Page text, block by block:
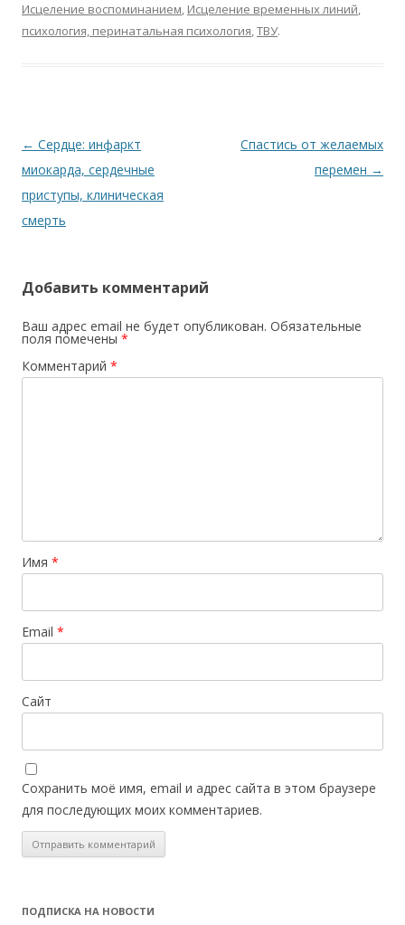
Исцеление воспоминанием, Исцеление временных линий,
психология, перинатальная психология,ТВУ.
Навигация по записям
← Сердце: инфаркт
миокарда, сердечные
приступы, клиническая
смерть
Спастись от желаемых
перемен →
Добавить комментарий
Ваш адрес email не будет опубликован. Обязательные
поля помечены *
Комментарий *
Имя *
Email *
Сайт
Сохранить моё имя, email и адрес сайта в этом браузере
для последующих моих комментариев.
ПОДПИСКА НА НОВОСТИ